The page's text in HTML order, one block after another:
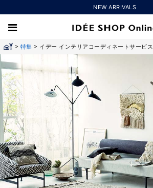
NEW ARRIVALS
> 特集 > イデー インテリアコーディネートサービス